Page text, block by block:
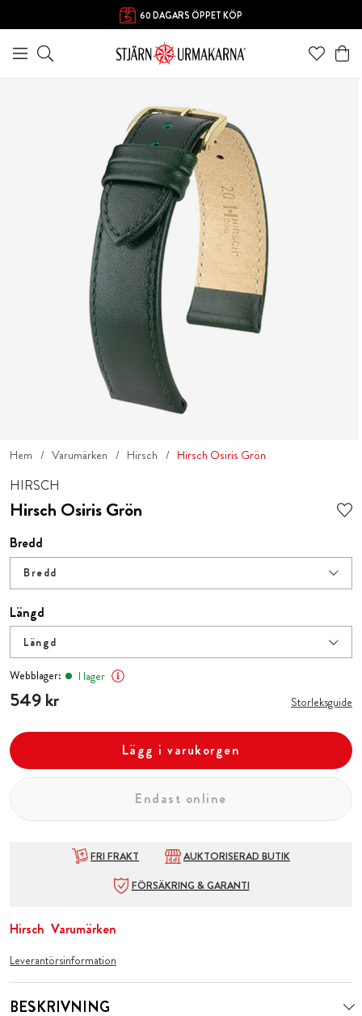
60 DAGARS ÖPPET KÖP
Hem Varumärken Hirsch Hirsch Osiris Grön
HIRSCH
Hirsch Osiris Grön
Bredd
Bredd
Längd
Längd
Webblager: I lager
Pris :549 kr
549 kr Storleksguide
Lägg i varukorgen
Endast online
FRI FRAKT
AUKTORISERAD BUTIK
FÖRSÄKRING & GARANTI
Hirsch Varumärken
Leverantörsinformation
BESKRIVNING